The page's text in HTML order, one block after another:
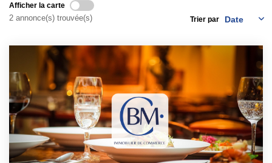
NOTRE AGENCE
CONTACT
Afficher la carte
2 annonce(s) trouvée(s) Trier par